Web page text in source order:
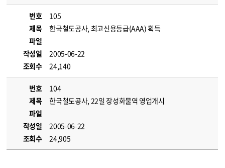
번호
105
제목
한국철도공사, 최고신용등급(AAA) 획득
파일
작성일
2005-06-22
조회수
24,140
번호
104
제목
한국철도공사, 22일 장성화물역 영업개시
파일
작성일
2005-06-22
조회수
24,905